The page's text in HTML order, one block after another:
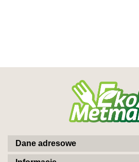
Dane adresowe